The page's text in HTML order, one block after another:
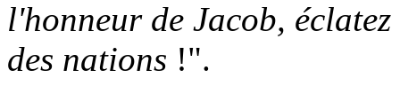
l'honneur de Jacob,
des nations !".